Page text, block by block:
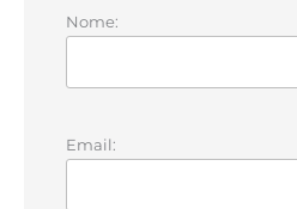
Nome:
Email: